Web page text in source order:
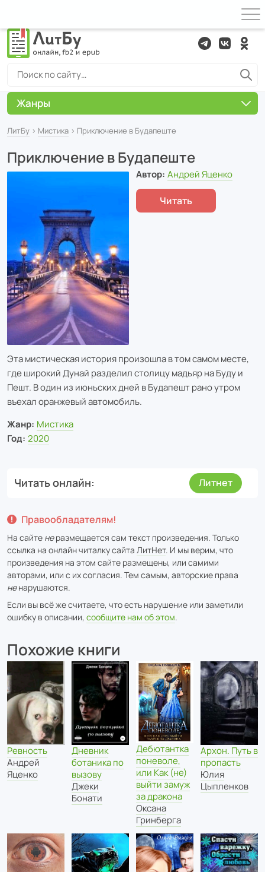
ЛитБу › Мистика › Приключение в Будапеште
Приключение в Будапеште
Автор: Андрей Яценко
Читать
Эта мистическая история произошла в том самом месте,
где широкий Дунай разделил столицу мадьяр на Буду и
Пешт. В один из июньских дней в Будапешт рано утром
въехал оранжевый автомобиль.
Жанр: Мистика
Год: 2020
Читать онлайн Литнет
Правообладателям!
На сайте неразмещается сам текст произведения. Только
ссылка на онлайн читалку сайта ЛитНет. И мы верим, что
произведения на этом сайте размещены, или самими
авторами, или с их согласия. Тем самым, авторские права
ненарушаются.
Если вы всё же считаете, что есть нарушение или заметили
ошибку в описании, сообщите нам об этом.
Похожие книги
Ревность
Андрей
Яценко
Дневник
ботаника по
вызову
Джеки
Бонати
Дебютантка
поневоле,
или Как (не)
выйти замуж
за дракона
Оксана
Гринберга
Архон. Путь в
пропасть
Юлия
Цыпленков
Жанры